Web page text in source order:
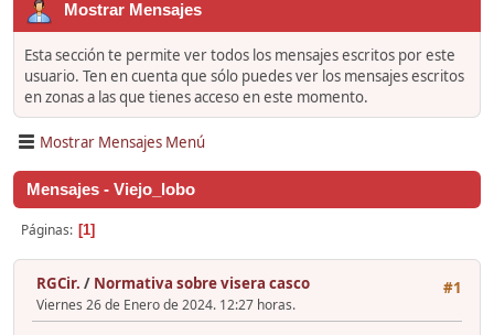
Mostrar Mensajes
Esta sección te permite ver todos los mensajes escritos por este
usuario. Ten en cuenta que sólo puedes ver los mensajes escritos
en zonas a las que tienes acceso en este momento.
Mostrar Mensajes Menú
Mensajes - Viejo_lobo
Páginas 1
#1
RGCir. / Normativa sobre visera casco
Viernes 26 de Enero de 2024. 12:27 horas.